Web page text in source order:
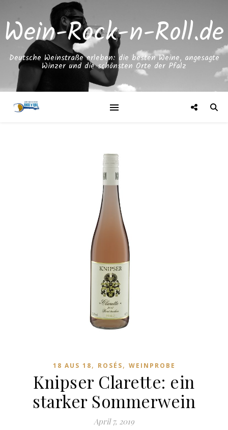
Wein-Rock-n-Roll.de
Deutsche Weinstraße erleben: die besten Weine, angesagte
Winzer und die schönsten Orte der Pfalz
18 AUS 18, ROSÉS, WEINPROBE
Knipser Clarette: ein
starker Sommerwein
April 7, 2019